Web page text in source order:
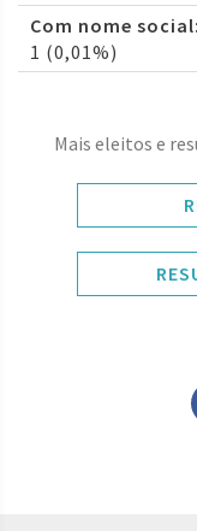
Com nome social:
1 (0,01%)
Mais eleitos e